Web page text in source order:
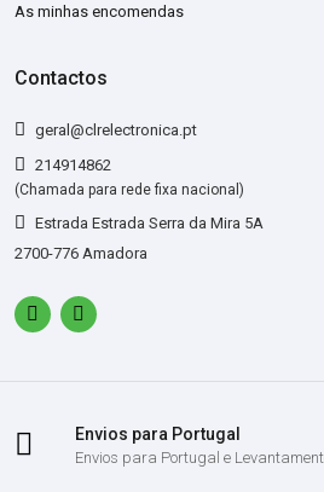
As minhas encomendas
Contactos
geral@clrelectronica.pt
214914862
(Chamada para rede fixa nacional)
Estrada Estrada Serra da Mira 5A
2700-776 Amadora
Envios para Portugal
Envios para Portugal e